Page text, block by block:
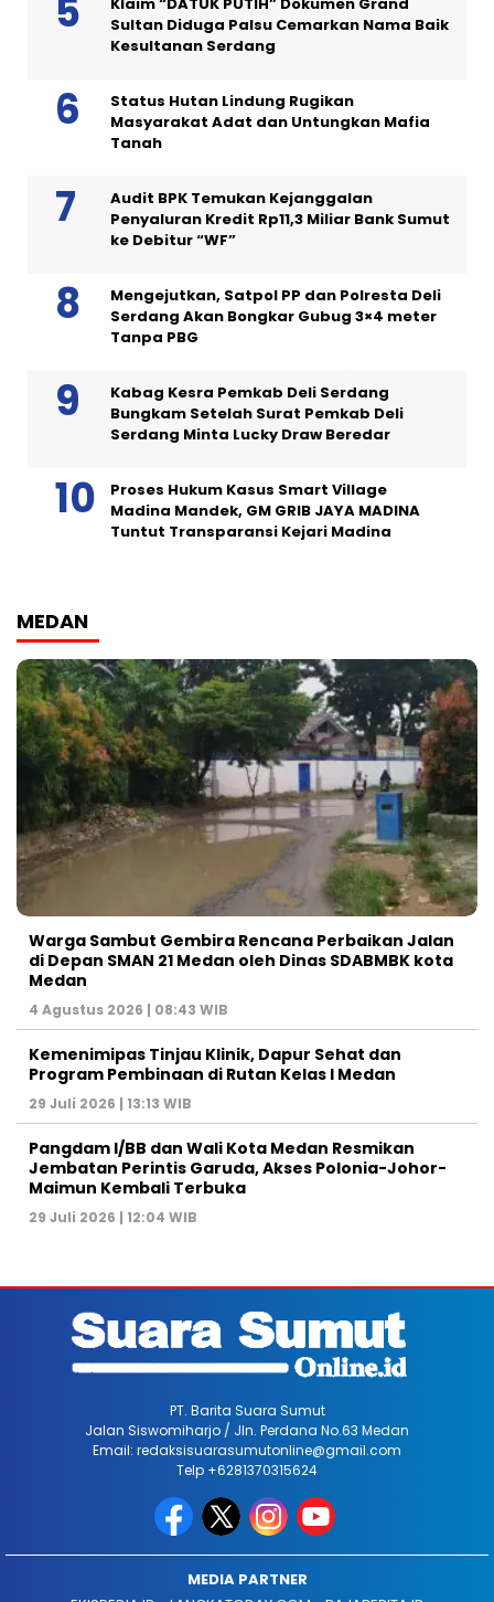
Klaim “DATUK PUTIH” Dokumen Grand
Sultan Diduga Palsu Cemarkan Nama Baik
Kesultanan Serdang
Status Hutan Lindung Rugikan
Masyarakat Adat dan Untungkan Mafia
Tanah
Audit BPK Temukan Kejanggalan
Penyaluran Kredit Rp11,3 Miliar Bank Sumut
ke Debitur “WF”
Mengejutkan, Satpol PP dan Polresta Deli
Serdang Akan Bongkar Gubug 3×4 meter
Tanpa PBG
Kabag Kesra Pemkab Deli Serdang
Bungkam Setelah Surat Pemkab Deli
Serdang Minta Lucky Draw Beredar
Proses Hukum Kasus Smart Village
Madina Mandek, GM GRIB JAYA MADINA
Tuntut Transparansi Kejari Madina
MEDAN
Warga Sambut Gembira Rencana Perbaikan Jalan
di Depan SMAN 21 Medan oleh Dinas SDABMBK kota
Medan
4 Agustus 2026 | 08:43 WIB
Kemenimipas Tinjau Klinik, Dapur Sehat dan
Program Pembinaan di Rutan Kelas I Medan
29 Juli 2026 | 13:13 WIB
Pangdam I/BB dan Wali Kota Medan Resmikan
Jembatan Perintis Garuda, Akses Polonia-Johor-
Maimun Kembali Terbuka
29 Juli 2026 | 12:04 WIB
PT. Barita Suara Sumut
Jalan Siswomiharjo / Jln. Perdana No.63 Medan
Email: redaksisuarasumutonline@gmail.com
Telp +6281370315624
MEDIA PARTNER